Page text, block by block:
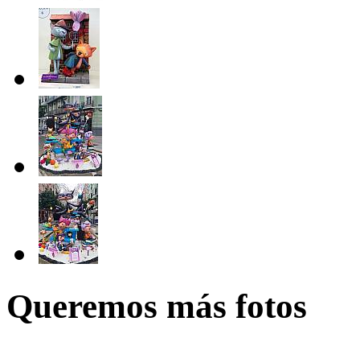
Queremos más fotos